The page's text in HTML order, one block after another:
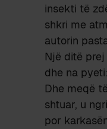
insekti të
shkri me
autorin
Një ditë
dhe na
Dhe meqë
shtuar, u
por